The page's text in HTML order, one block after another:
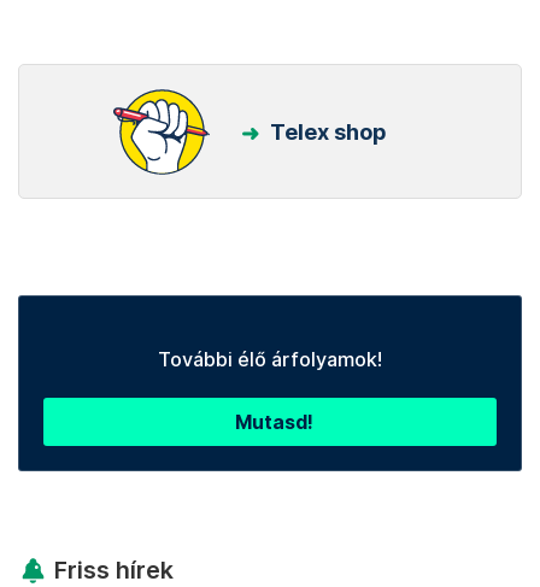
Telex shop
További élő árfolyamok!
Mutasd!
Friss hírek